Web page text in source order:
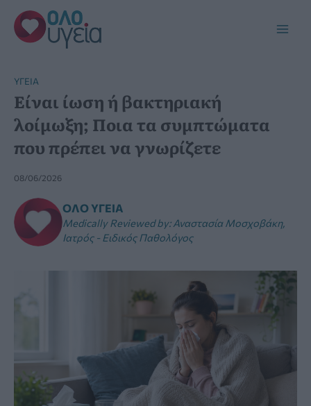
Μετάβαση
στο
περιεχόμενο
YΓΕΊΑ
Είναι ίωση ή βακτηριακή
λοίμωξη; Ποια τα συμπτώματα
που πρέπει να γνωρίζετε
08/06/2026
ΌΛΟ ΥΓΕΊΑ
Medically Reviewed by: Αναστασία Μοσχοβάκη,
Ιατρός - Ειδικός Παθολόγος